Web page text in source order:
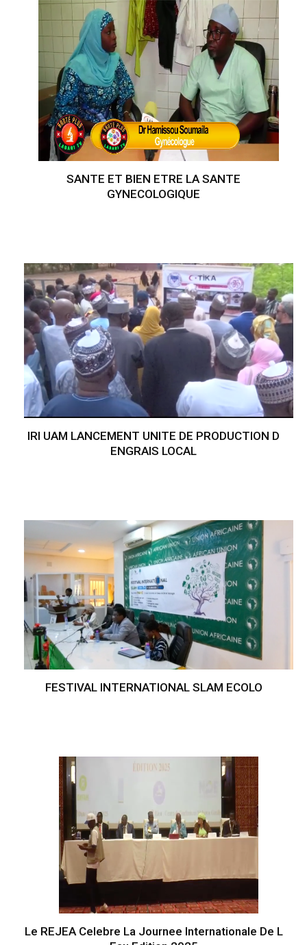
SANTE ET BIEN ETRE LA SANTE
GYNECOLOGIQUE
IRI UAM LANCEMENT UNITE DE PRODUCTION D
ENGRAIS LOCAL
FESTIVAL INTERNATIONAL SLAM ECOLO
Le REJEA Celebre La Journee Internationale De L